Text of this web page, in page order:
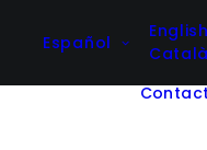
Español
English
Català